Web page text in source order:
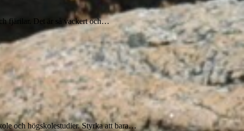
fjärilar. Det är så vackert och…
och högskolestudier. Styrka att bara…